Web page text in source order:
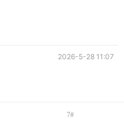
2026-5-28 11:07
7#